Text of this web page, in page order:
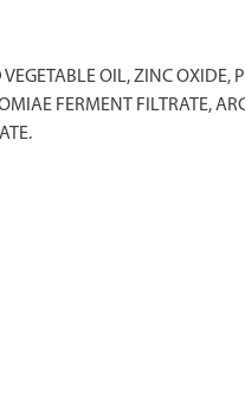
OIL, ZINC OXIDE,
FERMENT FILTRATE,